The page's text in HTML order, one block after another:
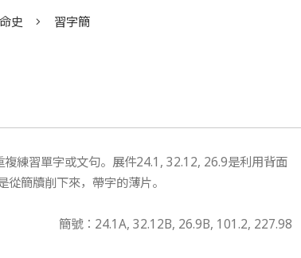
史 習字簡
練習單字或文句。展件24.1, 32.12, 26.9是利用背面
簡牘削下來，帶字的薄片。
簡號：24.1A, 32.12B, 26.9B, 101.2, 227.98